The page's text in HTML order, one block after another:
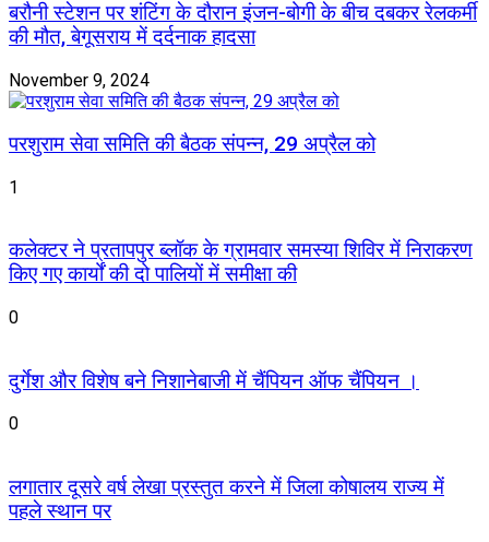
बरौनी स्टेशन पर शंटिंग के दौरान इंजन-बोगी के बीच दबकर रेलकर्मी
की मौत, बेगूसराय में दर्दनाक हादसा
November 9, 2024
परशुराम सेवा समिति की बैठक संपन्न, 29 अप्रैल को
1
कलेक्टर ने प्रतापपुर ब्लॉक के ग्रामवार समस्या शिविर में निराकरण
किए गए कार्यों की दो पालियों में समीक्षा की
0
दुर्गेश और विशेष बने निशानेबाजी में चैंपियन ऑफ चैंपियन ।
0
लगातार दूसरे वर्ष लेखा प्रस्तुत करने में जिला कोषालय राज्य में
पहले स्थान पर